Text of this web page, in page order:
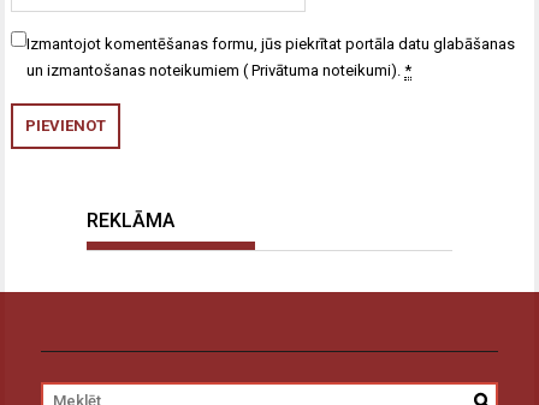
Izmantojot komentēšanas formu, jūs piekrītat portāla datu glabāšanas
un izmantošanas noteikumiem ( Privātuma noteikumi).*
REKLĀMA